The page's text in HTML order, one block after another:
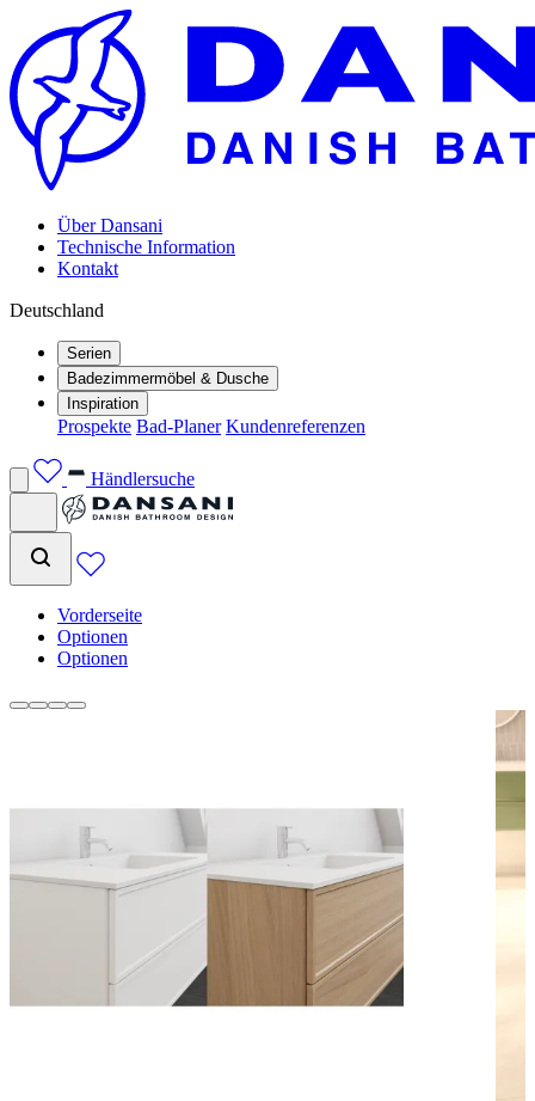
Über Dansani
Technische Information
Kontakt
Deutschland
Serien
Badezimmermöbel & Dusche
Inspiration
Prospekte Bad-Planer Kundenreferenzen
Händlersuche
Vorderseite
Optionen
Optionen